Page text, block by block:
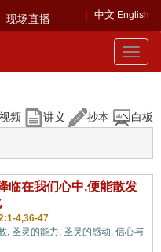
中文 English
现场直播
Toggle
视频 讲义 抄本 白板
临在我们心中,便能散发
4,36-47
, 圣灵的能力, 圣灵的感动, 信心与